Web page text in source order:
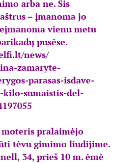
arba ne. Šis
– įmanoma jo
vienu metu
pusėse.
news/
zamaryte-
parasas-isdave-
kilo-sumaistis-del-
moteris pralaimėjo
tėvu gimimo liudijime.
34, prieš 10 m. ėmė